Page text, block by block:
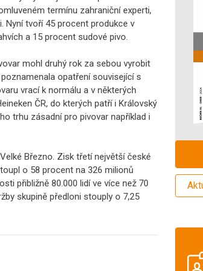
termínu zahraniční experti,
Nyní tvoří 45 procent produkce v
a 15 procent sudové pivo.
mohl druhý rok za sebou vyrobit
opatření související s
vrací k normálu a v některých
ČR, do kterých patří i Královský
trhu zásadní pro pivovar například i
Březno. Zisk třetí největší české
o 58 procent na 326 milionů
přibližně 80.000 lidí ve více než 70
skupině předloni stouply o 7,25